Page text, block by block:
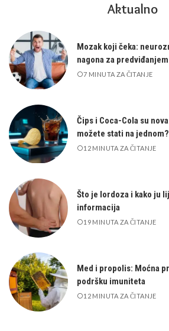
Aktualno
Mozak koji čeka:
nagona za predviđanjem
7 MINUTA ZA ČITANJE
Čips i Coca-Cola su
možete stati na jednom?
12 MINUTA ZA ČITANJE
Što je lordoza i kako ju
informacija
19 MINUTA ZA ČITANJE
Med i propolis: Moćna
podršku imuniteta
12 MINUTA ZA ČITANJE